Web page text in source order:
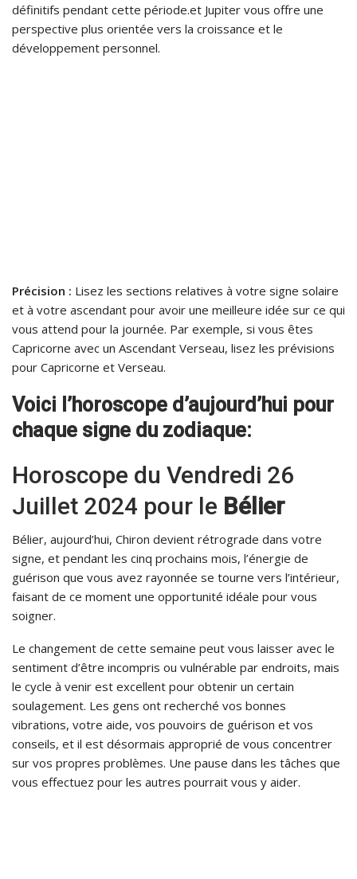
définitifs pendant cette période.et Jupiter vous offre une
perspective plus orientée vers la croissance et le
développement personnel.
Précision : Lisez les sections relatives à votre signe solaire
et à votre ascendant pour avoir une meilleure idée sur ce qui
vous attend pour la journée. Par exemple, si vous êtes
Capricorne avec un Ascendant Verseau, lisez les prévisions
pour Capricorne et Verseau.
Voici l’horoscope d’aujourd’hui pour
chaque signe du zodiaque:
Horoscope du Vendredi 26
Juillet 2024 pour le Bélier
Bélier, aujourd’hui, Chiron devient rétrograde dans votre
signe, et pendant les cinq prochains mois, l’énergie de
guérison que vous avez rayonnée se tourne vers l’intérieur,
faisant de ce moment une opportunité idéale pour vous
soigner.
Le changement de cette semaine peut vous laisser avec le
sentiment d’être incompris ou vulnérable par endroits, mais
le cycle à venir est excellent pour obtenir un certain
soulagement. Les gens ont recherché vos bonnes
vibrations, votre aide, vos pouvoirs de guérison et vos
conseils, et il est désormais approprié de vous concentrer
sur vos propres problèmes. Une pause dans les tâches que
vous effectuez pour les autres pourrait vous y aider.